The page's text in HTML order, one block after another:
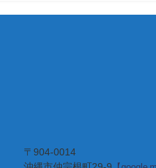
〒904-0014